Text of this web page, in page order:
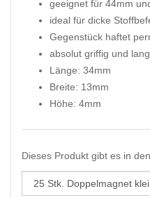
geeignet für 44mm
ideal für dicke
Gegenstück haftet
absolut griffig und
Länge: 34mm
Breite: 13mm
Höhe: 4mm
Dieses Produkt gibt es in